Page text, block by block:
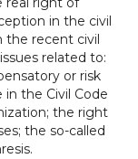
in the civil
the recent civil
related to:
or risk
the Civil Code
the right
the so-called